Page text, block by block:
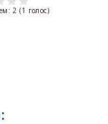
2 (1 голос)